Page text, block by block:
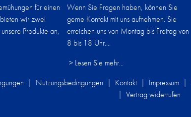
für einen
wir zwei
Produkte an,
Wenn Sie Fragen haben, können Sie
gerne Kontakt mit uns aufnehmen. Sie
erreichen uns von Montag bis Freitag von
8 bis 18 Uhr....
> Lesen Sie mehr...
| Nutzungsbedingungen | Kontakt | Impressum |
| Vertrag widerrufen